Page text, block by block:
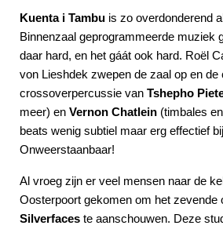
Kuenta i Tambu is zo overdonderend
Binnenzaal geprogrammeerde muziek
daar hard, en het gáát ook hard. Roël
von Lieshdek zwepen de zaal op en de
crossoverpercussie van Tshepho
meer) en Vernon Chatlein (timbales
beats wenig subtiel maar erg effectief
Onweerstaanbaar!
Al vroeg zijn er veel mensen naar de
Oosterpoort gekomen om het zevende
Silverfaces te aanschouwen. Deze